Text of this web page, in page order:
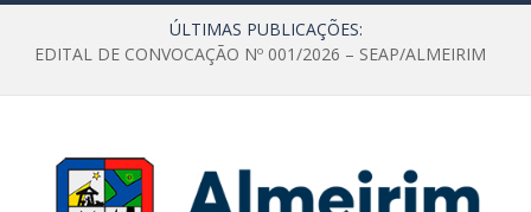
ÚLTIMAS PUBLICAÇÕES:
EDITAL DE CONVOCAÇÃO Nº 001/2026 – SEAP/ALMEIRIM